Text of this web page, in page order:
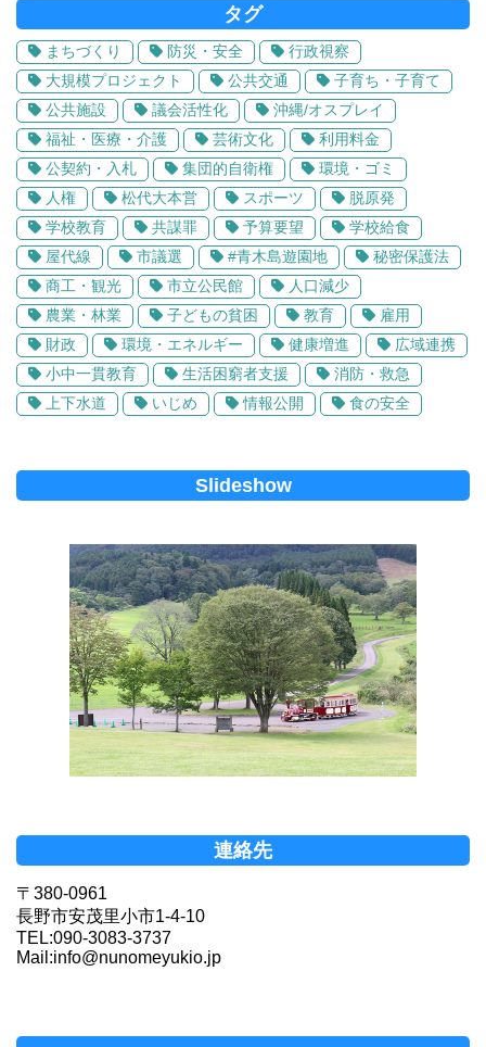
タグ
まちづくり 防災・安全
行政視察
大規模プロジェクト
公共交通
子育ち・子育て
公共施設
議会活性化
沖縄/オスプレイ
福祉・医療・介護
芸術文化
利用料金
公契約・入札
集団的自衛権
環境・ゴミ
人権
松代大本営 スポーツ
脱原発
学校教育
共謀罪 予算要望
学校給食
屋代線
市議選 #青木島遊園地
秘密保護法
商工・観光
市立公民館
人口減少
農業・林業
子どもの貧困 教育
雇用
財政
環境・エネルギー 健康増進
広域連携
小中一貫教育
生活困窮者支援
消防・救急
上下水道
いじめ 情報公開 食の安全
Slideshow
連絡先
〒380-0961
長野市安茂里小市1-4-10
TEL:090-3083-3737
Mail:info@nunomeyukio.jp